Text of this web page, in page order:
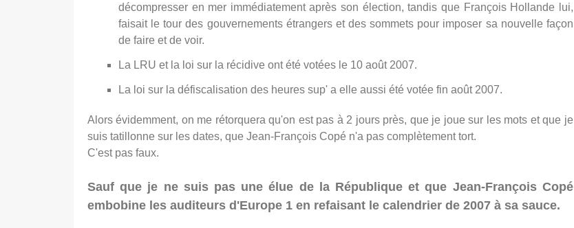
décompresser en mer immédiatement après son élection, tandis que François Hollande lui,
faisait le tour des gouvernements étrangers et des sommets pour imposer sa nouvelle façon
de faire et de voir.
La LRU et la loi sur la récidive ont été votées le 10 août 2007.
La loi sur la défiscalisation des heures sup' a elle aussi été votée fin août 2007.
Alors évidemment, on me rétorquera qu'on est pas à 2 jours près, que je joue sur les mots et que je
suis tatillonne sur les dates, que Jean-François Copé n'a pas complètement tort.
C'est pas faux.
Sauf que je ne suis pas une élue de la République et que Jean-François Copé
embobine les auditeurs d'Europe 1 en refaisant le calendrier de 2007 à sa sauce.